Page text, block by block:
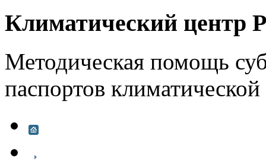
Климатический центр
Методическая помощь
паспортов